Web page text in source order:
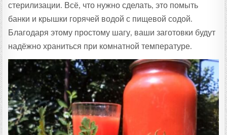
стерилизации. Всё, что нужно сделать, это помыть
банки и крышки горячей водой с пищевой содой.
Благодаря этому простому шагу, ваши заготовки будут
надёжно храниться при комнатной температуре.